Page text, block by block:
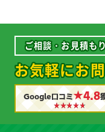
ご相談・お見積も
お気軽にお
Google口コミ★4.8